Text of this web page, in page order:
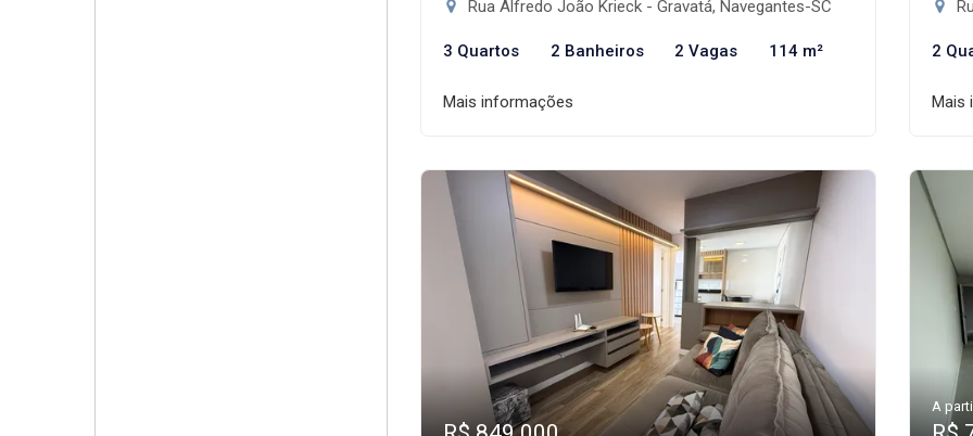
Rua Alfredo João Krieck - Gravatá, Navegantes-SC
3 Quartos 2 Banheiros 2 Vagas 114 m²
Mais informações
2
Mais
A